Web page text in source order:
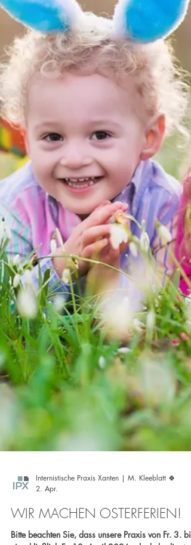
Michael Schmitz Sprechen Sie uns an – Gemeinsam
setzen wir uns für Ihre Gesundhei